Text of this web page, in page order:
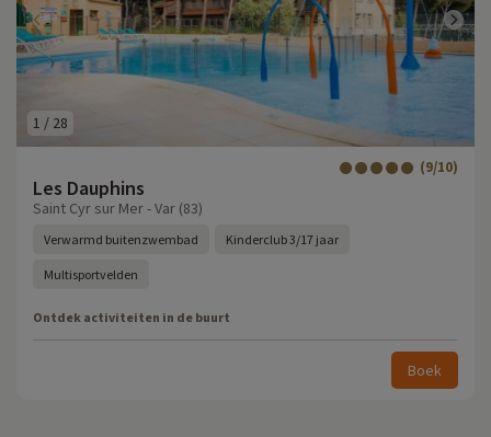
1 / 28
Les Dauphins
(9/10)
Saint Cyr sur Mer - Var (83)
Verwarmd buitenzwembad Kinderclub 3/17 jaar
Multisportvelden
Ontdek activiteiten in de buurt
Boek